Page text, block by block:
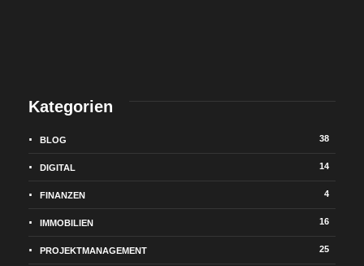
Kategorien
BLOG 38
DIGITAL 14
FINANZEN 4
IMMOBILIEN 16
PROJEKTMANAGEMENT 25